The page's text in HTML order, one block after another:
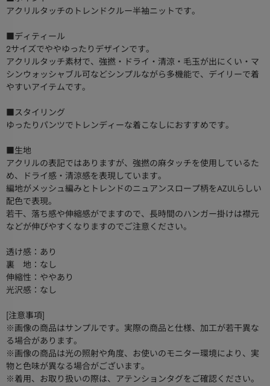
アクリルタッチのトレンドクルー半袖ニットです。
■ディティール
2サイズでややゆったりデザインです。
アクリルタッチ素材で、強撚・ドライ・清涼・毛玉が出にくい・マ
シンウォッシャブル可などシンプルながら多機能で、デイリーで着
やすいアイテムです。
■スタイリング
ゆったりパンツでトレンディーな着こなしにおすすめです。
■生地
アクリルの表記ではありますが、強撚の麻タッチを使用しているた
め、ドライ感・清涼感を表現しています。
編地がメッシュ編みとトレンドのニュアンスロープ柄をAZULらしい
配色で表現。
若干、落ち感や伸縮感がでますので、長時間のハンガー掛けは襟元
などが伸びやすくなりますのでご注意ください。
透け感：あり
裏 地：なし
伸縮性：ややあり
光沢感：なし
[注意事項]
※画像の商品はサンプルです。実際の商品と仕様、加工が若干異な
る場合があります。
※画像の商品は光の照射や角度、お使いのモニター環境により、実
物と色味が異なる場合がございます。
※着用、お取り扱いの際は、アテンションタグをご確認ください。